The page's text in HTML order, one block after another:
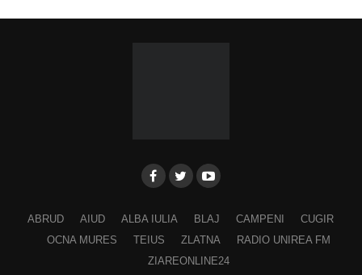
ABRUD AIUD ALBA IULIA BLAJ CAMPENI
CUGIR
OCNA MURES
TEIUS ZLATNA
RADIO UNIREA FM
ZIAREONLINE24